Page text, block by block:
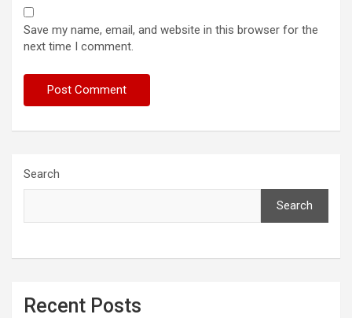
Save my name, email, and website in this browser for the
next time I comment.
Search
Search
Recent Posts